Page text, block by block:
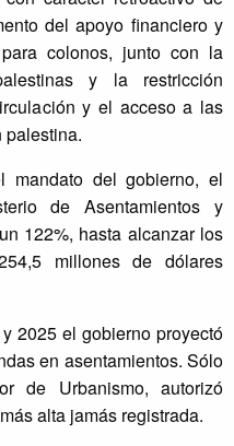
del apoyo financiero y
colonos, junto con la
y la restricción
y el acceso a las
palestina.
mandato del gobierno, el
de Asentamientos y
122%, hasta alcanzar los
millones de dólares
2025 el gobierno proyectó
en asentamientos. Sólo
de Urbanismo, autorizó
alta jamás registrada.